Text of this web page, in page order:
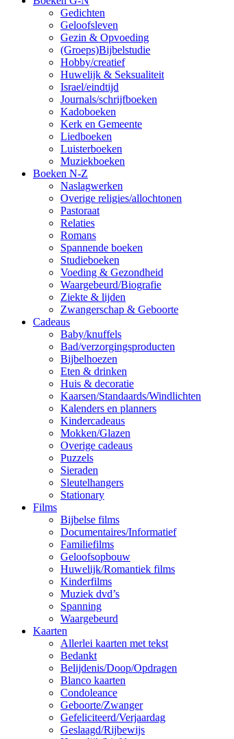
Gedichten
Geloofsleven
Gezin & Opvoeding
(Groeps)Bijbelstudie
Hobby/creatief
Huwelijk & Seksualiteit
Israel/eindtijd
Journals/schrijfboeken
Kadoboeken
Kerk en Gemeente
Liedboeken
Luisterboeken
Muziekboeken
Boeken N-Z
Naslagwerken
Overige religies/allochtonen
Pastoraat
Relaties
Romans
Spannende boeken
Studieboeken
Voeding & Gezondheid
Waargebeurd/Biografie
Ziekte & lijden
Zwangerschap & Geboorte
Cadeaus
Baby/knuffels
Bad/verzorgingsproducten
Bijbelhoezen
Eten & drinken
Huis & decoratie
Kaarsen/Standaards/Windlichten
Kalenders en planners
Kindercadeaus
Mokken/Glazen
Overige cadeaus
Puzzels
Sieraden
Sleutelhangers
Stationary
Films
Bijbelse films
Documentaires/Informatief
Familiefilms
Geloofsopbouw
Huwelijk/Romantiek films
Kinderfilms
Muziek dvd’s
Spanning
Waargebeurd
Kaarten
Allerlei kaarten met tekst
Bedankt
Belijdenis/Doop/Opdragen
Blanco kaarten
Condoleance
Geboorte/Zwanger
Gefeliciteerd/Verjaardag
Geslaagd/Rijbewijs